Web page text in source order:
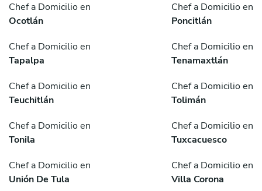
Chef a Domicilio en
Ocotlán
Chef a Domicilio en
Poncitlán
Chef a Domicilio en
Tapalpa
Chef a Domicilio en
Tenamaxtlán
Chef a Domicilio en
Teuchitlán
Chef a Domicilio en
Tolimán
Chef a Domicilio en
Tonila
Chef a Domicilio en
Tuxcacuesco
Chef a Domicilio en
Unión De Tula
Chef a Domicilio en
Villa Corona